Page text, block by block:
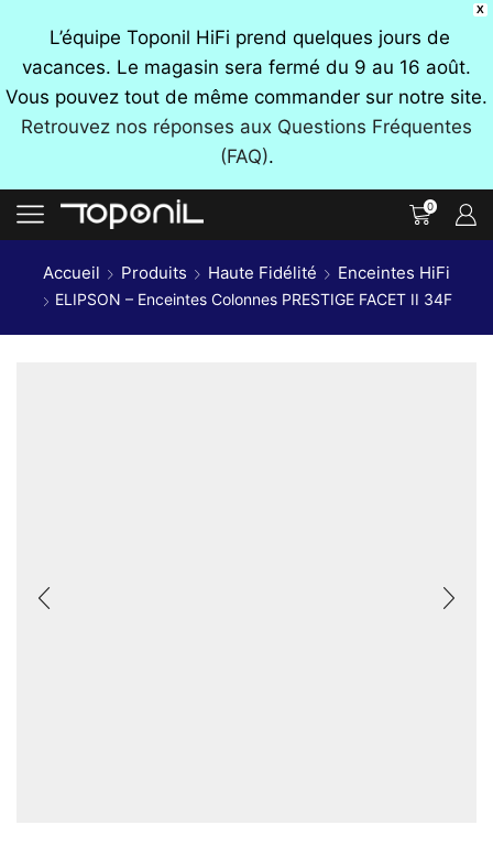
X
L’équipe Toponil HiFi prend quelques jours de
vacances. Le magasin sera fermé du 9 au 16 août.
Vous pouvez tout de même commander sur notre site.
Retrouvez nos réponses aux Questions Fréquentes
(FAQ).
0
Accueil Produits Haute Fidélité Enceintes HiFi
ELIPSON – Enceintes Colonnes PRESTIGE FACET II 34F